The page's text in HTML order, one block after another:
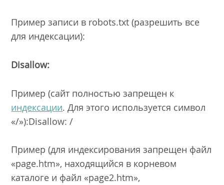
Пример записи в robots.txt (разрешить все
для индексации):
Disallow:
Пример (сайт полностью запрещен к
индексации. Для этого используется символ
«/»):Disallow: /
Пример (для индексирования запрещен файл
«page.htm», находящийся в корневом
каталоге и файл «page2.htm»,